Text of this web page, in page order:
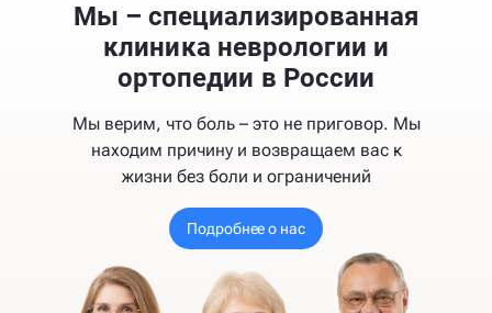
Мы – специализированная
клиника неврологии и
ортопедии в России
Мы верим, что боль – это не приговор. Мы
находим причину и возвращаем вас к
жизни без боли и ограничений
Подробнее о нас